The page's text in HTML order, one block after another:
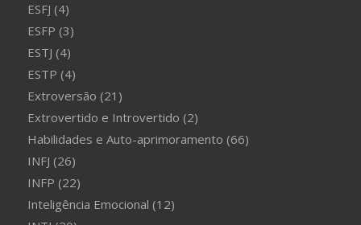
ESFJ (4)
ESFP (3)
ESTJ (4)
ESTP (4)
Extroversão (21)
Extrovertido e Introvertido (2)
Habilidades e Auto-aprimoramento (66)
INFJ (26)
INFP (22)
Inteligência Emocional (12)